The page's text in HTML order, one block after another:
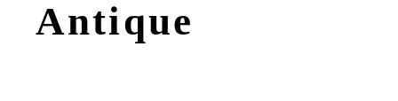
Antique